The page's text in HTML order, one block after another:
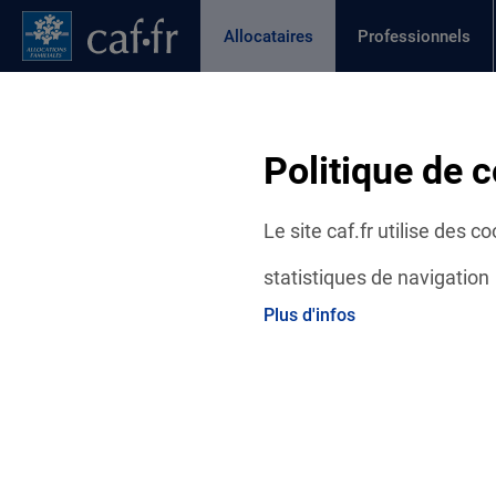
Politique de
Le site caf.fr utilise des
statistiques de navigation
Plus d'infos
Contenu principal
Pied de page
Allocataires
Page active
Professionnels
Actualités départementales